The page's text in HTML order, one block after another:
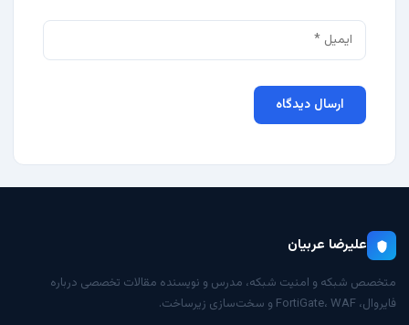
علیرضا عربیان
متخصص شبکه و امنیت شبکه، مدرس و نویسنده مقالات تخصصی درباره
فایروال، FortiGate، WAF و سخت‌سازی زیرساخت.